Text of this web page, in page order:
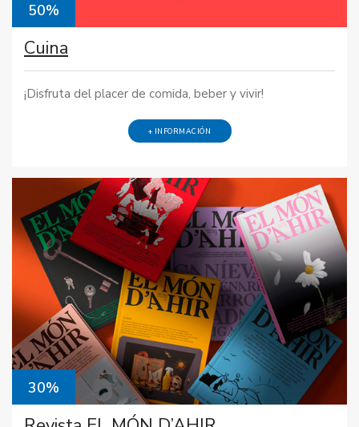
50%
Cuina
¡Disfruta del placer de comida, beber y vivir!
+ INFORMACIÓN
30%